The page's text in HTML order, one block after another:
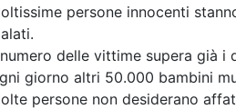
persone innocenti
delle vittime supera già i
giorno altri 50.000 bambini
persone non desiderano